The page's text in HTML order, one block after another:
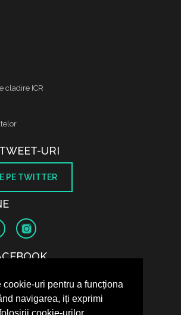
cookie-uri pentru a funcționa
navigarea, iți exprimi
cladire ICR
URI
PE TWITTER